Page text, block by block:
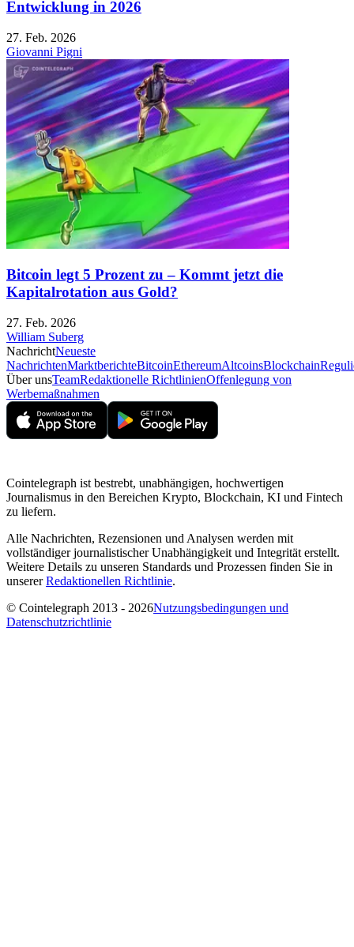
Entwicklung in 2026
27. Feb. 2026
Giovanni Pigni
Bitcoin legt 5 Prozent zu – Kommt jetzt die
Kapitalrotation aus Gold?
27. Feb. 2026
William Suberg
NachrichtNeueste
NachrichtenMarktberichteBitcoinEthereumAltcoinsBlockchain
Über unsTeamRedaktionelle RichtlinienOffenlegung von
Werbemaßnahmen
Cointelegraph ist bestrebt, unabhängigen, hochwertigen
Journalismus in den Bereichen Krypto, Blockchain, KI und Fintech
zu liefern.
Alle Nachrichten, Rezensionen und Analysen werden mit
vollständiger journalistischer Unabhängigkeit und Integrität erstellt.
Weitere Details zu unseren Standards und Prozessen finden Sie in
unsererRedaktionellen Richtlinie.
© Cointelegraph 2013 - 2026Nutzungsbedingungen und
Datenschutzrichtlinie